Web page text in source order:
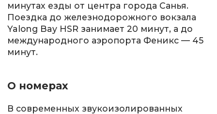
минутах езды от центра города Санья.
Поездка до железнодорожного вокзала
Yalong Bay HSR занимает 20 минут, а до
международного аэропорта Феникс — 45
минут.
О номерах
В современных звукоизолированных